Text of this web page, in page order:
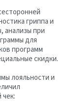
гриппа и
анализы при
для
программ
скидки.
лояльности и